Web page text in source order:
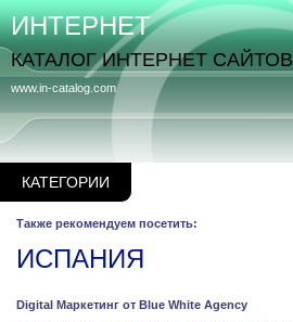
КАТЕГОРИИ
www.in-catalog.com
ИНТЕРНЕТ
КАТАЛОГ ИНТЕРНЕТ САЙТОВ
Также рекомендуем посетить:
ИСПАНИЯ
Digital Маркетинг от Blue White Agency